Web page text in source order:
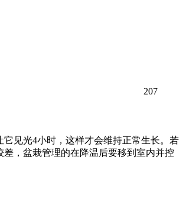
207
见光4小时，这样才会维持正常生长。若
，盆栽管理的在降温后要移到室内并控